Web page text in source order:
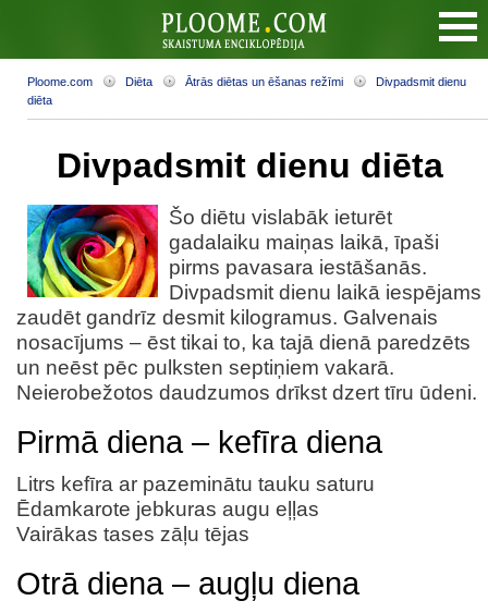
Ploome.com Diēta Ātrās diētas un ēšanas režīmi
Divpadsmit dienu
diēta
Divpadsmit dienu diēta
Šo diētu vislabāk ieturēt
gadalaiku maiņas laikā, īpaši
pirms pavasara iestāšanās.
Divpadsmit dienu laikā iespējams
zaudēt gandrīz desmit kilogramus. Galvenais
nosacījums – ēst tikai to, ka tajā dienā paredzēts
un neēst pēc pulksten septiņiem vakarā.
Neierobežotos daudzumos drīkst dzert tīru ūdeni.
Pirmā diena – kefīra diena
Litrs kefīra ar pazeminātu tauku saturu
Ēdamkarote jebkuras augu eļļas
Vairākas tases zāļu tējas
Otrā diena – augļu diena